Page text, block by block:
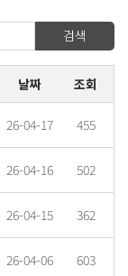
검색
날짜 조회
26-04-17 455
26-04-16 502
26-04-15 362
26-04-06 603